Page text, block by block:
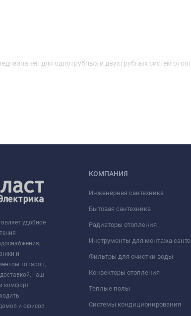
для однотрубных и двухтрубных систем
удобное
и
товаров,
наш
комфорт
и офисов
КОМПАНИЯ
Инженерная сантехника
Бытовая сантехника
Радиаторы отопления
Инструменты для монтажа
Фильтры для очистки воды
Конвекторы отопления
Теплые полы
Системы кондиционирования